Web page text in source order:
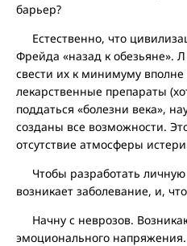
барьер?
Естественно, что
Фрейда «назад к обезьяне».
свести их к минимуму
лекарственные препараты
поддаться «болезни века»,
созданы все возможности.
отсутствие атмосферы
Чтобы разработать личную
возникает заболевание, и,
Начну с неврозов.
эмоционального